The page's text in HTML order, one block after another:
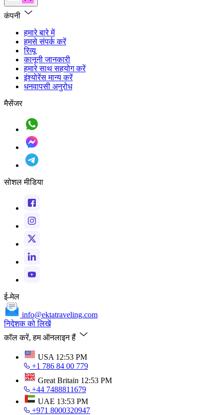
कंपनी
हमारे बारे में
हमसे संपर्क करें
रिव्यू
कानूनी जानकारी
हमारे साथ सहयोग करें
इंश्योरेंस मान्य करें
धनवापसी अनुरोध
मैसेंजर
सोशल मीडिया
ई-मेल
info@ektatraveling.com
निदेशक को लिखें
कॉल करें, हम ऑनलाइन हैं
USA 12:53 PM
+1 786 84 00 779
Great Britain 12:53 PM
+44 7488811679
UAE 13:53 PM
+971 8000320947